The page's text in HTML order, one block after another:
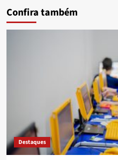
Confira também
Destaques